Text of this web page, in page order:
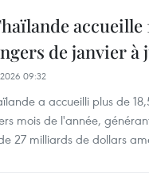
de janvier à
09:32
a accueilli plus de
mois de l'année,
27 milliards de dollars